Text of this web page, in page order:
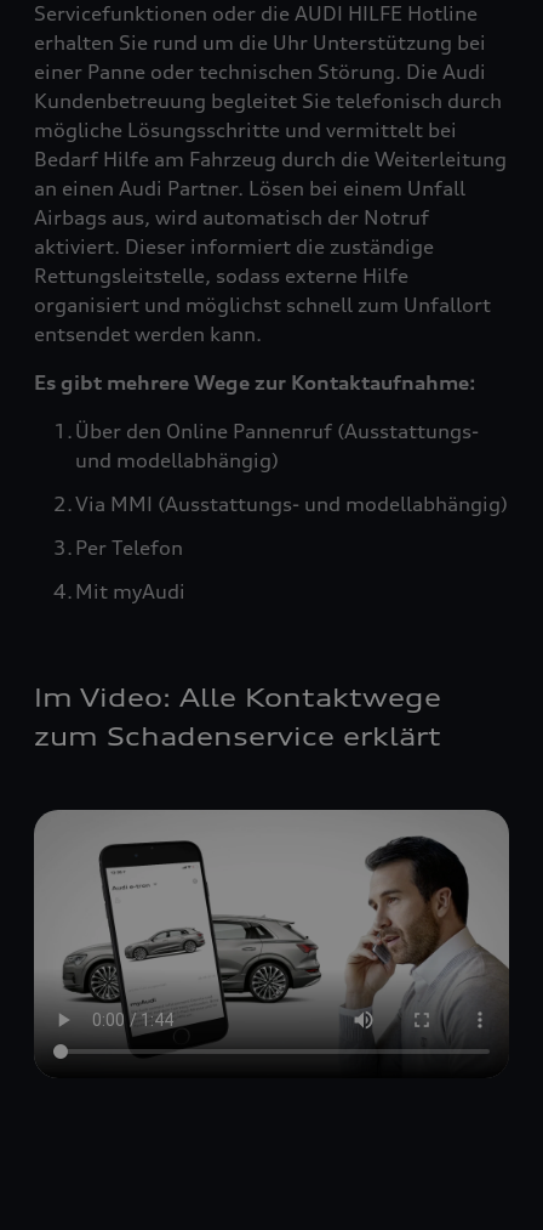
Servicefunktionen oder die AUDI HILFE Hotline
erhalten Sie rund um die Uhr Unterstützung bei
einer Panne oder technischen Störung. Die Audi
Kundenbetreuung begleitet Sie telefonisch durch
mögliche Lösungsschritte und vermittelt bei
Bedarf Hilfe am Fahrzeug durch die Weiterleitung
an einen Audi Partner. Lösen bei einem Unfall
Airbags aus, wird automatisch der Notruf
aktiviert. Dieser informiert die zuständige
Rettungsleitstelle, sodass externe Hilfe
organisiert und möglichst schnell zum Unfallort
entsendet werden kann.
Es gibt mehrere Wege zur Kontaktaufnahme:
Über den Online Pannenruf (Ausstattungs-
und modellabhängig)
Via MMI (Ausstattungs- und modellabhängig)
Per Telefon
Mit myAudi
Im Video: Alle Kontaktwege
zum Schadenservice erklärt